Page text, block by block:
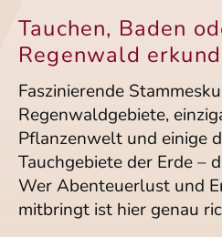
Tauchen, Baden
Regenwald
Faszinierende
Regenwaldgebiete,
Pflanzenwelt und einige
Tauchgebiete der Erde –
Wer Abenteuerlust und
mitbringt ist hier genau